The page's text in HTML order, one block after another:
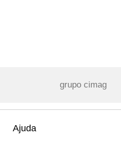
grupo cimag
Ajuda